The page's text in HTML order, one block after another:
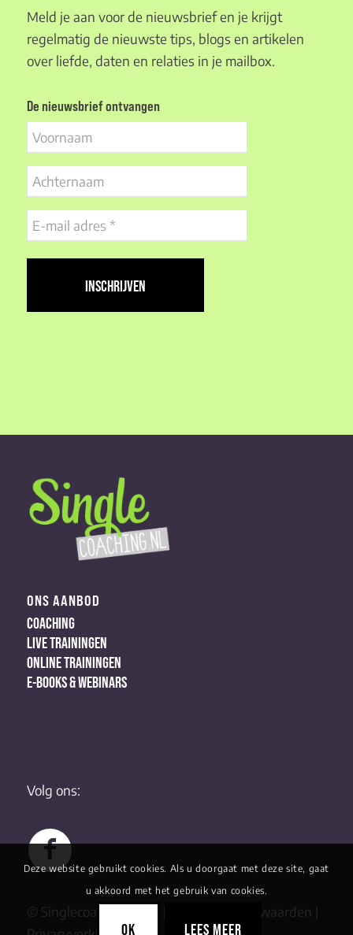
Meld je aan voor de nieuwsbrief en je krijgt
regelmatig de nieuwste tips, blogs en artikelen
over liefde, daten en relaties in je mailbox.
De nieuwsbrief ontvangen
Voornaam
Achternaam
E-
mail
ONS AANBOD
COACHING
LIVE TRAININGEN
ONLINE TRAININGEN
E-BOOKS & WEBINARS
© Singlecoaching 2022 | Algemene Voorwaarden
Volg ons:
Deze website gebruikt cookies. Als u doorgaat met deze site, gaat
u akkoord met het gebruik van cookies.
OK LEES MEER